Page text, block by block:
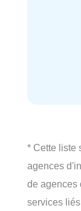
* Cette liste
agences
de agences
services